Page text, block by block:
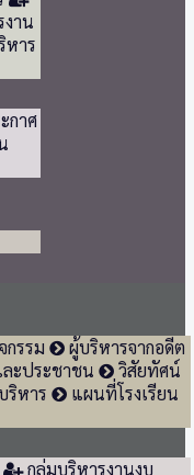
าน
าร
กาศ
กรรม
ผู้บริหารจากอดีต
ละประชาชน
วิสัยทัศน์
ริหาร
แผนที่โรงเรียน
กลุ่มบริหารงานงบ